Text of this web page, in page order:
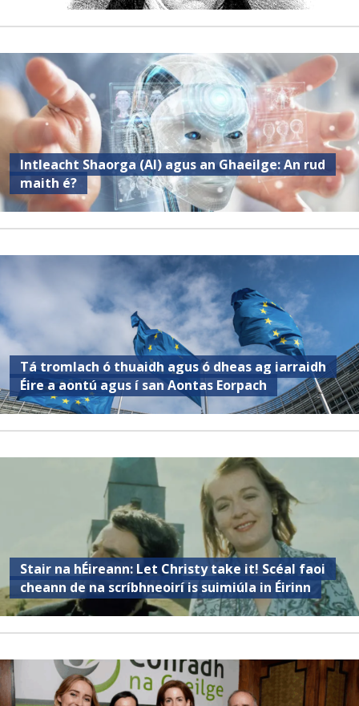
Intleacht Shaorga (AI) agus an Ghaeilge: An rud
maith é?
Tá tromlach ó thuaidh agus ó dheas ag iarraidh
Éire a aontú agus í san Aontas Eorpach
Stair na hÉireann: Let Christy take it! Scéal faoi
cheann de na scríbhneoirí is suimiúla in Éirinn